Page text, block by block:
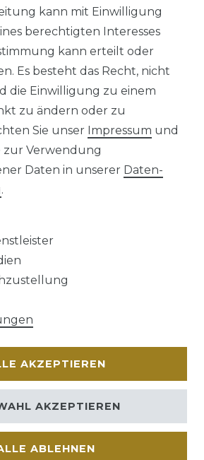
inkl. ges. MwSt. Versandkosten
Daten­schutz­erklärung
Widerrufs­recht
kann mit Einwilligung
berechtigten Interesses
kann erteilt oder
Es besteht das Recht, nicht
die Einwilligung zu einem
zu ändern oder zu
Sie unser Impressum und
zur Verwendung
Daten in unserer Daten­
.
AKZEPTIEREN
ABLEHNEN
AKZEPTIEREN